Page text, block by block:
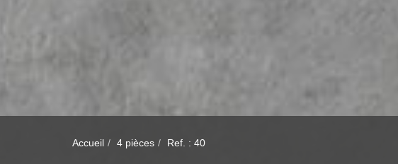
Accueil 4 pièces Ref. : 40